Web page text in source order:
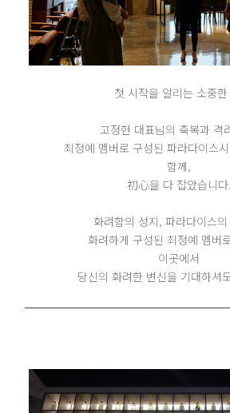
첫 시작을 알리는 소중
고정현 대표님의 축복과 격
최정예 멤버로 구성된 파라다이스
함께,
初心을 다 잡았습니다.
화려함의 성지, 파라다이스
화려하게 구성된 최정예 멤버
이곳에서
당신의 화려한 변신을 기대하셔